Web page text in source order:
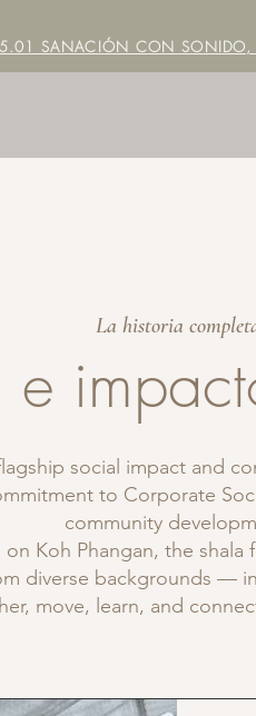
SANACIÓN CON
La historia
e
social impact and
to Corporate
community
Koh Phangan, the
diverse backgrounds —
move, learn, and